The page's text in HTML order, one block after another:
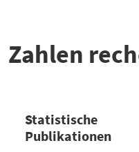
Zahlen
Statistische
Publikationen